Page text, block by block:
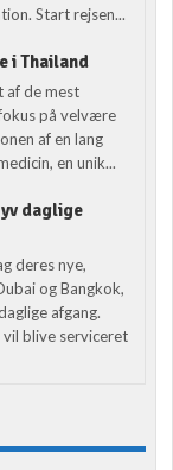
Start rejsen...
i Thailand
af de mest
på velvære
af en lang
en unik...
daglige
deres nye,
og Bangkok,
afgang.
blive serviceret